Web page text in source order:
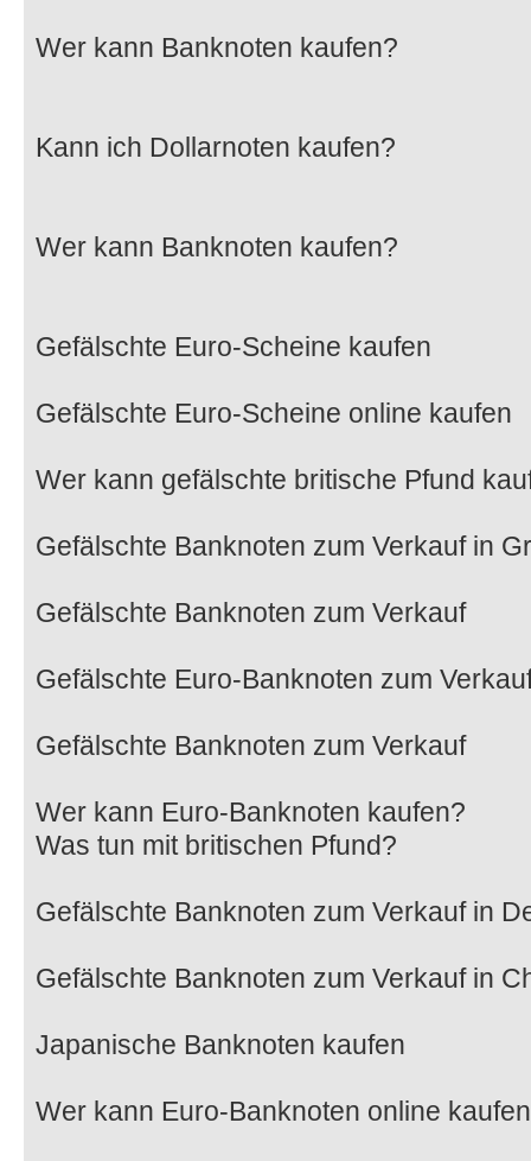
Wer kann Banknoten kaufen?
Kann ich Dollarnoten kaufen?
Wer kann Banknoten kaufen?
Gefälschte Euro-Scheine kaufen
Gefälschte Euro-Scheine online kaufen
Wer kann gefälschte britische Pfund
Gefälschte Banknoten zum Verkauf in
Gefälschte Banknoten zum Verkauf
Gefälschte Euro-Banknoten zum
Gefälschte Banknoten zum Verkauf
Wer kann Euro-Banknoten kaufen?
Was tun mit britischen Pfund?
Gefälschte Banknoten zum Verkauf in
Gefälschte Banknoten zum Verkauf in
Japanische Banknoten kaufen
Wer kann Euro-Banknoten online